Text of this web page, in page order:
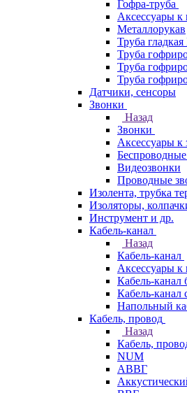
Гофра-труба
Аксессуары к
Металлорукав
Труба
Труба
Труба
Труба
Датчики, сенсоры
Звонки
Назад
Звонки
Аксессуары к
Видеозвонки
Проводные
Изолента, трубка
Изоляторы,
Инструмент и др.
Кабель-канал
Назад
Кабель-канал
Аксессуары к
Кабель-канал
Кабель-канал
Напольный
Кабель, провод
Назад
Кабель,
NUM
АВВГ